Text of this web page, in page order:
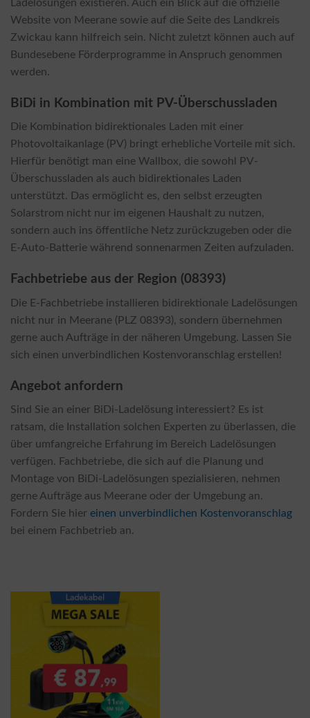
Ladelösungen existieren. Auch ein Blick auf die offizielle
Website von Meerane sowie auf die Seite des Landkreis
Zwickau kann hilfreich sein. Nicht zuletzt können auch auf
Bundesebene Förderprogramme in Anspruch genommen
werden.
BiDi in Kombination mit PV-Überschussladen
Die Kombination bidirektionales Laden mit einer
Photovoltaikanlage (PV) bringt erhebliche Vorteile mit sich.
Hierfür benötigt man eine Wallbox, die sowohl PV-
Überschussladen als auch bidirektionales Laden
unterstützt. Das ermöglicht es, den selbst erzeugten
Solarstrom nicht nur im eigenen Haushalt zu nutzen,
sondern auch ins öffentliche Netz zurückzugeben oder die
E-Auto-Batterie während sonnenarmen Zeiten aufzuladen.
Fachbetriebe aus der Region (08393)
Die E-Fachbetriebe installieren bidirektionale Ladelösungen
nicht nur in Meerane (PLZ 08393), sondern übernehmen
gerne auch Aufträge in der näheren Umgebung. Lassen Sie
sich einen unverbindlichen Kostenvoranschlag erstellen!
Angebot anfordern
Sind Sie an einer BiDi-Ladelösung interessiert? Es ist
ratsam, die Installation solchen Experten zu überlassen, die
über umfangreiche Erfahrung im Bereich Ladelösungen
verfügen. Fachbetriebe, die sich auf die Planung und
Montage von BiDi-Ladelösungen spezialisieren, nehmen
gerne Aufträge aus Meerane oder der Umgebung an.
Fordern Sie hier einen unverbindlichen Kostenvoranschlag
bei einem Fachbetrieb an.